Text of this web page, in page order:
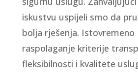
iskustvu uspijeli smo da
bolja rješenja.
raspolaganje kriterije
fleksibilnosti i kvalitete